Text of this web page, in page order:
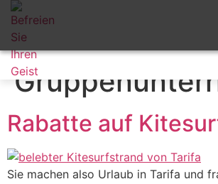
Apuntame !
Schlagwort:
Rabatte auf
Sie machen also Urlaub in Tarifa und